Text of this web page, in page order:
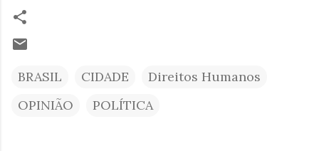
BRASIL CIDADE
Direitos Humanos
OPINIÃO
POLÍTICA